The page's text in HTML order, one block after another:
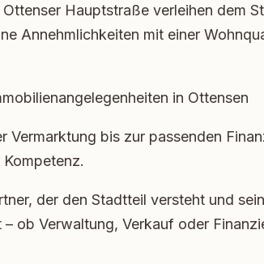
Hauptstraße verleihen dem
Annehmlichkeiten mit einer
in Ottensen
bis zur passenden
der den Stadtteil versteht und
ob Verwaltung, Verkauf oder